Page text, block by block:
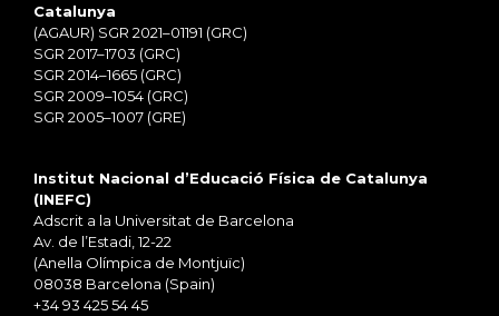
Catalunya
(AGAUR) SGR 2021–01191 (GRC)
SGR 2017–1703 (GRC)
SGR 2014–1665 (GRC)
SGR 2009–1054 (GRC)
SGR 2005–1007 (GRE)
Institut Nacional d’Educació Física de Catalunya
(INEFC)
Adscrit a la Universitat de Barcelona
Av. de l’Estadi, 12-22
(Anella Olímpica de Montjuïc)
08038 Barcelona (Spain)
+34 93 425 54 45